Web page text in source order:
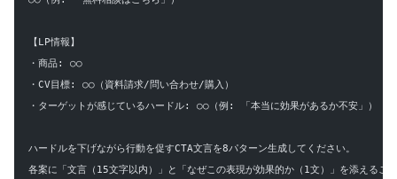
【LP情報】
・商品: ○○
・CV目標: ○○（資料請求/問い合わせ/購入）
・ターゲットが感じているハードル: ○○（例: 「本当に効果があるか不安」）
ハードルを下げながら行動を促すCTA文言を8パターン生成してください。
各案に「文言（15文字以内）」と「なぜこの表現が効果的か（1文）」を添えるこ